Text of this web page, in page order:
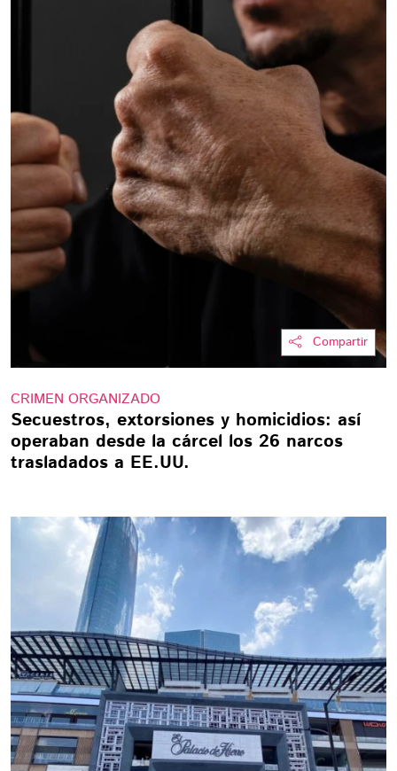
Compartir
CRIMEN ORGANIZADO
Secuestros, extorsiones y homicidios: así
operaban desde la cárcel los 26 narcos
trasladados a EE.UU.